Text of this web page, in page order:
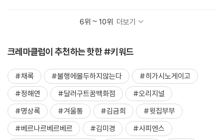
6위 ~ 10위 더보기
크레마클럽이 추천하는 핫한 #키워드
#채록 #불행에몰두하지않는다
#히가시노게이고
#정해연
#달러구트꿈백화점
#오리지널
#명상록
#겨울통 #김금희
#윗집부부
#베르나르베르베르
#김미경
#사피엔스